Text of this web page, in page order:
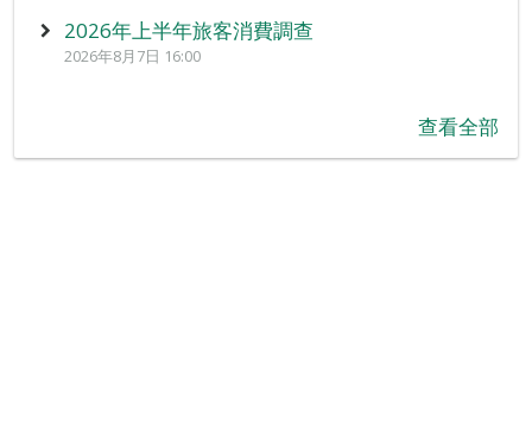
2026年上半年旅客消費調查
2026年8月7日 16:00
查看全部